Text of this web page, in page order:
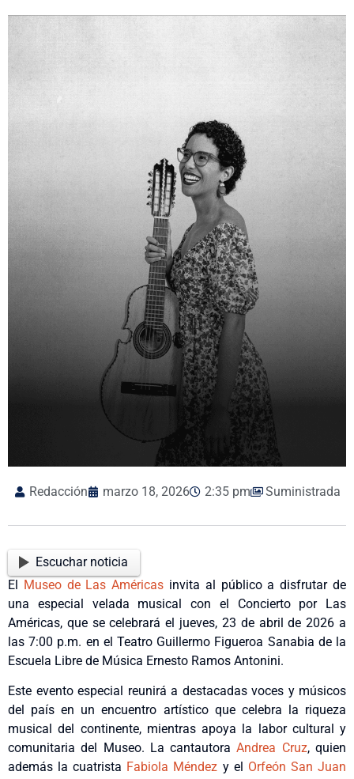
Redacción marzo 18, 2026 2:35 pm Suministrada
Escuchar noticia
El Museo de Las Américas invita al público a disfrutar de
una especial velada musical con el Concierto por Las
Américas, que se celebrará el jueves, 23 de abril de 2026 a
las 7:00 p.m. en el Teatro Guillermo Figueroa Sanabia de la
Escuela Libre de Música Ernesto Ramos Antonini.
Este evento especial reunirá a destacadas voces y músicos
del país en un encuentro artístico que celebra la riqueza
musical del continente, mientras apoya la labor cultural y
comunitaria del Museo. La cantautoraAndrea Cruz, quien
además la cuatrista Fabiola Méndez y el Orfeón San Juan